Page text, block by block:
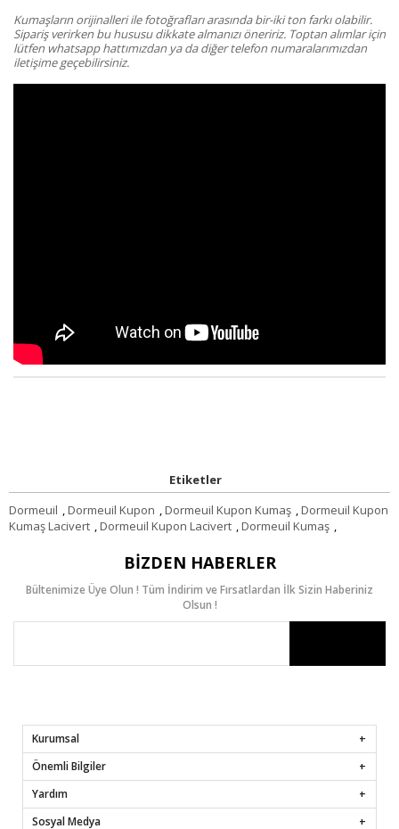
Kumaşların orijinalleri ile fotoğrafları arasında bir-iki ton farkı olabilir.
Sipariş verirken bu hususu dikkate almanızı öneririz. Toptan alımlar için
lütfen whatsapp hattımızdan ya da diğer telefon numaralarımızdan
iletişime geçebilirsiniz.
Etiketler
Dormeuil ,Dormeuil Kupon ,Dormeuil Kupon Kumaş ,Dormeuil Kupon
Kumaş Lacivert ,Dormeuil Kupon Lacivert ,Dormeuil Kumaş ,
BIZDEN HABERLER
Bültenimize Üye Olun ! Tüm İndirim ve Fırsatlardan İlk Sizin Haberiniz
Olsun !
Kurumsal
Önemli Bilgiler
Yardım
Sosyal Medya